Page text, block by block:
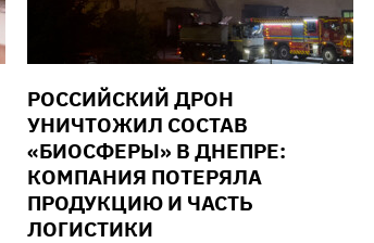
РОССИЙСКИЙ ДРОН
УНИЧТОЖИЛ СОСТАВ
«БИОСФЕРЫ» В ДНЕПРЕ:
КОМПАНИЯ ПОТЕРЯЛА
ПРОДУКЦИЮ И ЧАСТЬ
ЛОГИСТИКИ